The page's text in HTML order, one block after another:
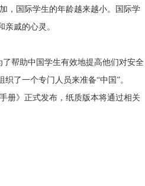
，国际学生的年龄越来越小。国际学
戚的心灵。
帮助中国学生有效地提高他们对安全
了一个专门人员来准备“中国”。
册》正式发布，纸质版本将通过相关